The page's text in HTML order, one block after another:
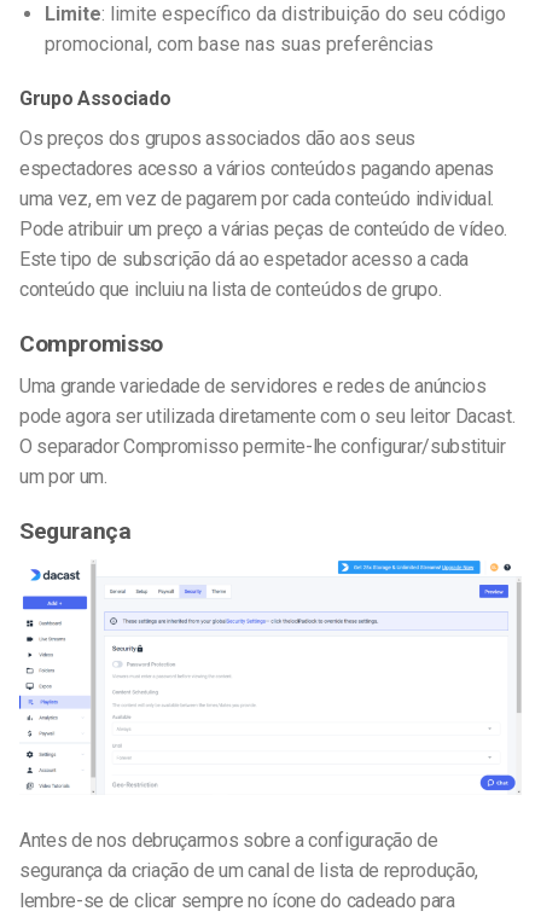
Limite: limite específico da distribuição do seu código
promocional, com base nas suas preferências
Grupo Associado
Os preços dos grupos associados dão aos seus
espectadores acesso a vários conteúdos pagando apenas
uma vez, em vez de pagarem por cada conteúdo individual.
Pode atribuir um preço a várias peças de conteúdo de vídeo.
Este tipo de subscrição dá ao espetador acesso a cada
conteúdo que incluiu na lista de conteúdos de grupo.
Compromisso
Uma grande variedade de servidores e redes de anúncios
pode agora ser utilizada diretamente com o seu leitor Dacast.
O separador Compromisso permite-lhe configurar/substituir
um por um.
Segurança
Antes de nos debruçarmos sobre a configuração de
segurança da criação de um canal de lista de reprodução,
lembre-se de clicar sempre no ícone do cadeado para